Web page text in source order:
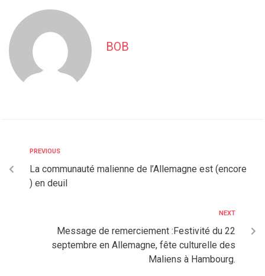
BOB
PREVIOUS
La communauté malienne de l’Allemagne est (encore
) en deuil
NEXT
Message de remerciement :Festivité du 22
septembre en Allemagne, fête culturelle des
Maliens à Hambourg.